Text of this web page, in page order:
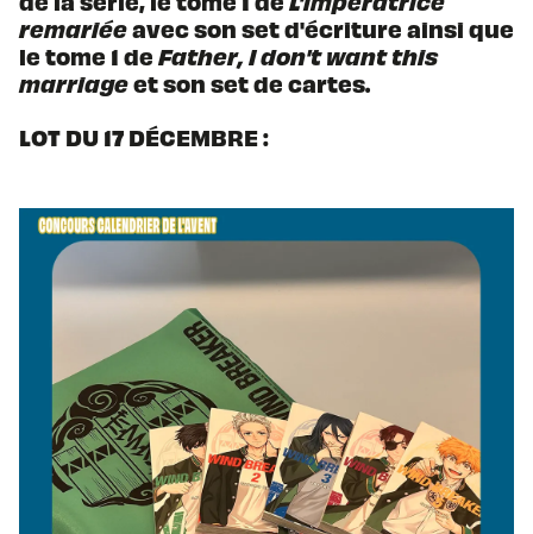
remariéeavec son set d'écriture ainsi que
le tome 1 de Father, I don't want this
marriageet son set de cartes.
LOT DU 17 DÉCEMBRE :